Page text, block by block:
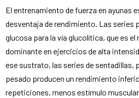
El entrenamiento de fuerza en ayunas
desventaja de rendimiento. Las series
glucosa para la vía glucolítica, que es
dominante en ejercicios de alta
ese sustrato, las series de sentadillas,
pesado producen un rendimiento
repeticiones, menos estímulo